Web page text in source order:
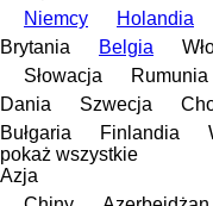
Niemcy
Holandia
Brytania
Belgia
Słowacja
Rumunia
Dania
Szwecja
Bułgaria
Finlandia
pokaż wszystkie
Azja